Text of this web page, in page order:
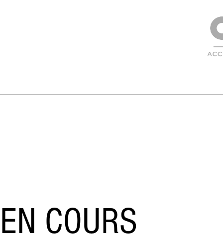
EN COURS